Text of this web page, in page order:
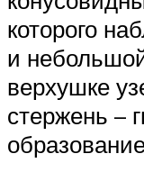
которого
и
верхушке
стержень –